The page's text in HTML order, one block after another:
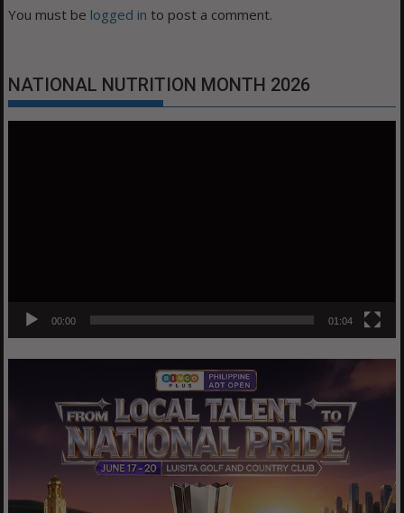
You must be logged in to post a comment.
NATIONAL NUTRITION MONTH 2026
00:00 01:04